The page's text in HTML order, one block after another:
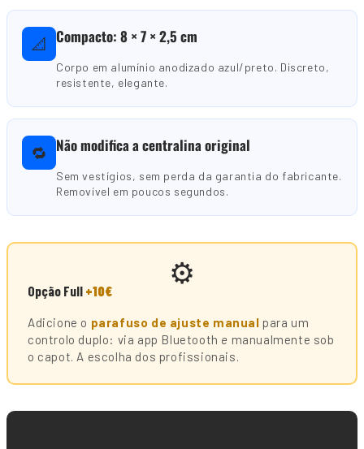
📐 Compacto: 8 × 7 × 2,5 cm
Corpo em alumínio anodizado azul/preto. Discreto,
resistente, elegante.
🔁 Não modifica a centralina original
Sem vestígios, sem perda da garantia do fabricante.
Removível em poucos segundos.
⚙️
Opção Full +10€
Adicione o parafuso de ajuste manual para um
controlo duplo: via app Bluetooth e manualmente sob
o capot. A escolha dos profissionais.